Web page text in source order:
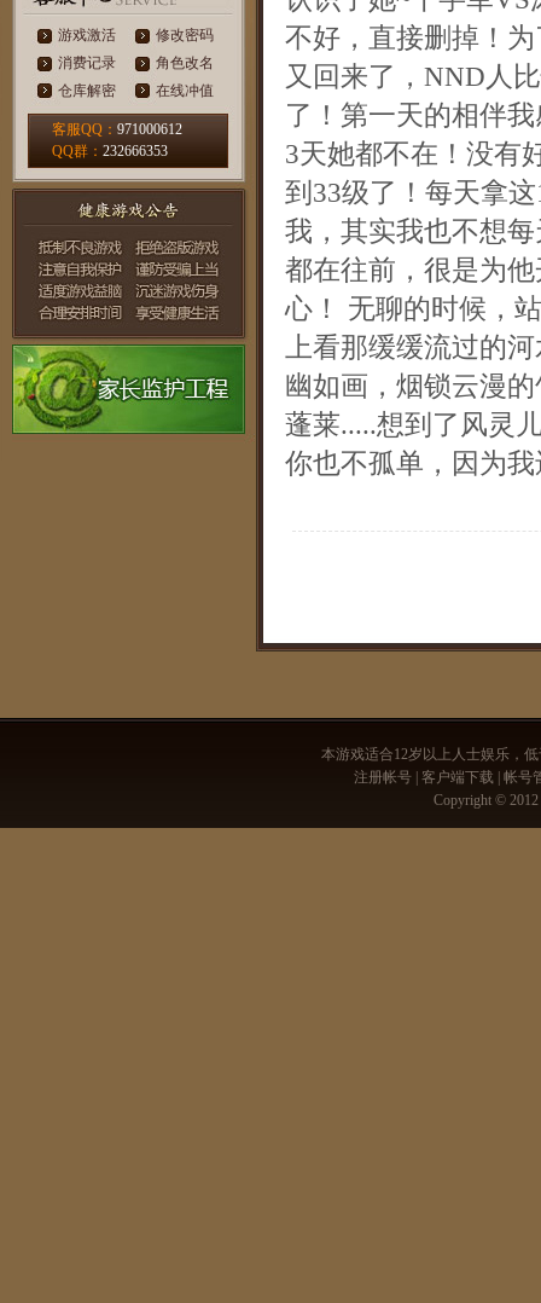
游戏激活
修改密码
消费记录
角色改名
仓库解密
在线冲值
客服QQ： 971000612
QQ群： 232666353
不好，直接删掉！
又回来了，NND人
了！第一天的相伴
3天她都不在！没有
到33级了！每天拿
我，其实我也不想
都在往前，很是为
心！ 无聊的时候，
上看那缓缓流过的
幽如画，烟锁云漫
蓬莱.....想到了风灵
你也不孤单，因为
本游戏适合12岁以上人士娱乐，
注册帐号 客户端下载 帐号
Copyright ©